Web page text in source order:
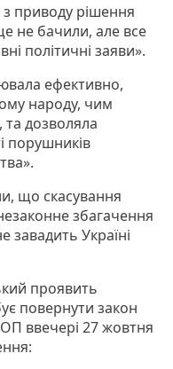
приводу рішення
не бачили, але все
політичні заяви».
ефективно,
народу, чим
та дозволяла
порушників
що скасування
збагачення
завадить Україні
проявить
повернути закон
ввечері 27 жовтня